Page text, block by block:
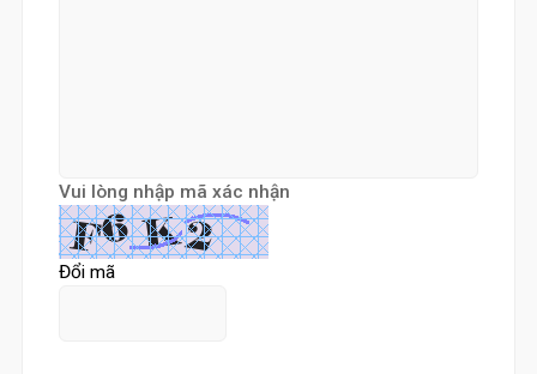
Vui lòng nhập mã xác nhận
Đổi mã